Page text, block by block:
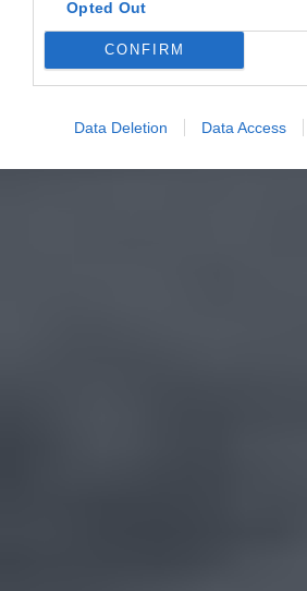
Opted Out
CONFIRM
Data Deletion Data Access